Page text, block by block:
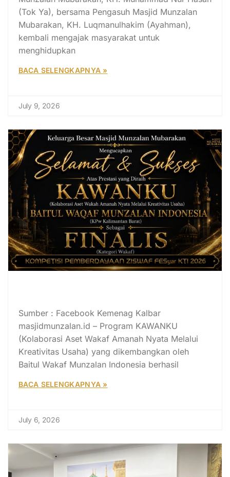
(Tok Ya), bersama Pengasuh Masjid Munzalan
Mubarakan, KH. Luqmanulhakim (Ayahman),
kembali mengajak masyarakat untuk
menghidupkan
BACA SELENGKAPNYA »
July 9, 2026
Sumber : Facebook Kemenag Kalbar
masjidmunzalan.id – Program KAWANKU
(Kolaborasi Aset Wakaf Amanah Nyata Melalui
Kreativitas Usaha) yang dikembangkan oleh
Baitul Wakaf Munzalan Indonesia berhasil
BACA SELENGKAPNYA »
July 6, 2026